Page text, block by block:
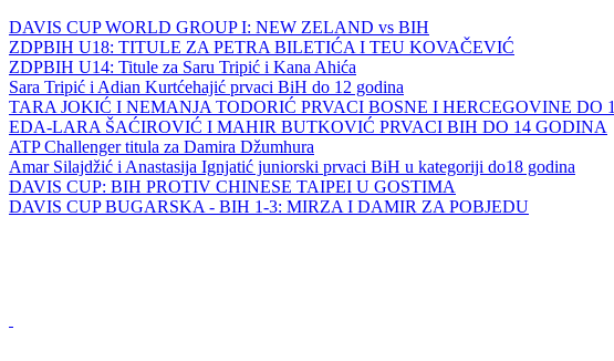
DAVIS CUP WORLD GROUP I: NEW ZELAND vs BIH
ZDPBIH U18: TITULE ZA PETRA BILETIĆA I TEU KOVAČEVIĆ
ZDPBIH U14: Titule za Saru Tripić i Kana Ahića
Sara Tripić i Adian Kurtćehajić prvaci BiH do 12 godina
TARA JOKIĆ I NEMANJA TODORIĆ PRVACI BOSNE I HERCEGOVINE DO
EDA-LARA ŠAĆIROVIĆ I MAHIR BUTKOVIĆ PRVACI BIH DO 14 GODINA
ATP Challenger titula za Damira Džumhura
Amar Silajdžić i Anastasija Ignjatić juniorski prvaci BiH u kategoriji do18 godina
DAVIS CUP: BIH PROTIV CHINESE TAIPEI U GOSTIMA
DAVIS CUP BUGARSKA - BIH 1-3: MIRZA I DAMIR ZA POBJEDU